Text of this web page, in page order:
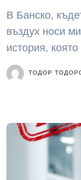
В Банско,
въздух носи
история,
ТОДОР